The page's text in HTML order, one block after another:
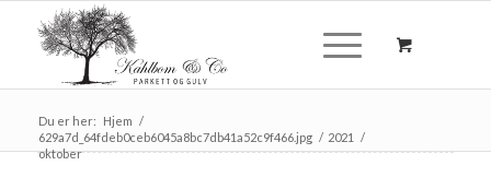
Du er her: Hjem /
629a7d_64fdeb0ceb6045a8bc7db41a52c9f466.jpg / 2021
/
oktober